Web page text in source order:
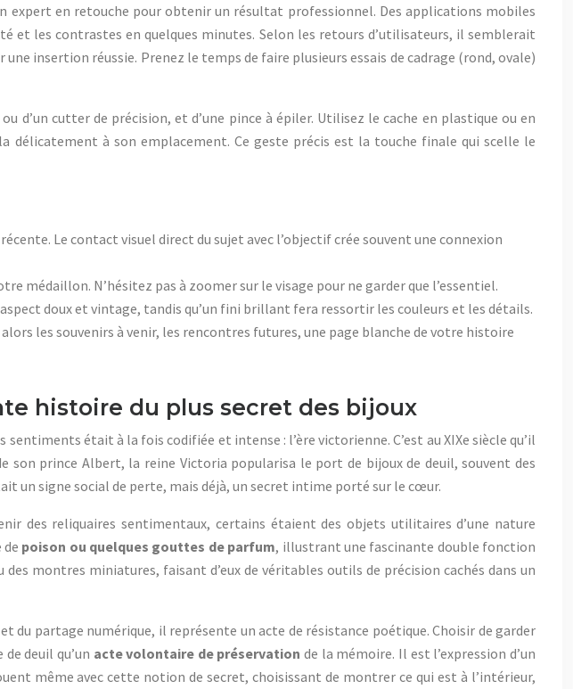
expert en retouche pour obtenir un résultat professionnel. Des applications mobiles
et les contrastes en quelques minutes. Selon les retours d’utilisateurs, il semblerait
insertion réussie. Prenez le temps de faire plusieurs essais de cadrage (rond, ovale)
d’un cutter de précision, et d’une pince à épiler. Utilisez le cache en plastique ou en
à son emplacement. Ce geste précis est la touche finale qui scelle le
Le contact visuel direct du sujet avec l’objectif crée souvent une connexion
médaillon. N’hésitez pas à zoomer sur le visage pour ne garder que l’essentiel.
doux et vintage, tandis qu’un fini brillant fera ressortir les couleurs et les détails.
les souvenirs à venir, les rencontres futures, une page blanche de votre histoire
histoire du plus secret des bijoux
était à la fois codifiée et intense : l’ère victorienne. C’est au XIXe siècle qu’il
son prince Albert, la reine Victoria popularisa le port de bijoux de deuil, souvent des
un signe social de perte, mais déjà, un secret intime porté sur le cœur.
des reliquaires sentimentaux, certains étaient des objets utilitaires d’une nature
poison ou quelques gouttes de parfum, illustrant une fascinante double fonction
montres miniatures, faisant d’eux de véritables outils de précision cachés dans un
du partage numérique, il représente un acte de résistance poétique. Choisir de garder
deuil qu’un acte volontaire de préservation de la mémoire. Il est l’expression d’un
même avec cette notion de secret, choisissant de montrer ce qui est à l’intérieur,